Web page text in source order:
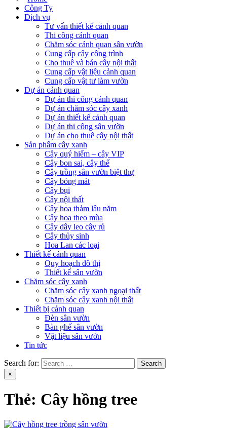
Công Ty
Dịch vụ
Tư vấn thiết kế cảnh quan
Thi công cảnh quan
Chăm sóc cảnh quan sân vườn
Cung cấp cây công trình
Cho thuê và bán cây nội thất
Cung cấp vật liệu cảnh quan
Cung cấp vật tư làm vườn
Dự án cảnh quan
Dự án thi công cảnh quan
Dự án chăm sóc cây xanh
Dự án thiết kế cảnh quan
Dự án thi công sân vườn
Dự án cho thuê cây nội thất
Sản phẩm cây xanh
Cây quý hiếm – cây VIP
Cây bon sai, cây thế
Cây trồng sân vườn biệt thự
Cây bóng mát
Cây bụi
Cây nội thất
Cây hoa thảm lâu năm
Cây hoa theo mùa
Cây dây leo cây rủ
Cây thủy sinh
Hoa Lan các loại
Thiết kế cảnh quan
Quy hoạch đô thị
Thiết kế sân vườn
Chăm sóc cây xanh
Chăm sóc cây xanh ngoại thất
Chăm sóc cây xanh nội thất
Thiết bị cảnh quan
Đèn sân vườn
Bàn ghế sân vườn
Vật liệu sân vườn
Tin tức
Search for:
×
Thẻ: Cây hồng tree